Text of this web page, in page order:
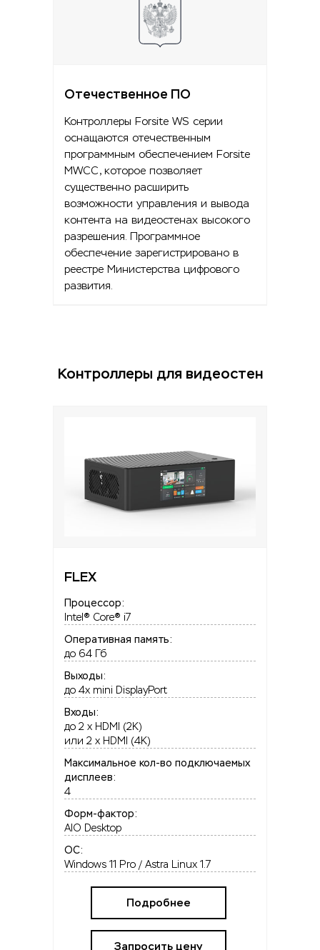
Отечественное ПО
Контроллеры Forsite WS серии
оснащаются отечественным
программным обеспечением Forsite
MWCC, которое позволяет
существенно расширить
возможности управления и вывода
контента на видеостенах высокого
разрешения. Программное
обеспечение зарегистрировано в
реестре Министерства цифрового
развития.
Контроллеры для видеостен
FLEX
Процессор:
Intel® Core® i7
Оперативная память:
до 64 Гб
Выходы:
до 4x mini DisplayPort
Входы:
до 2 x HDMI (2K)
или 2 x HDMI (4K)
Максимальное кол-во подключаемых
дисплеев:
4
Форм-фактор:
AIO Desktop
OC:
Windows 11 Pro / Astra Linux 1.7
Подробнее
Запросить цену